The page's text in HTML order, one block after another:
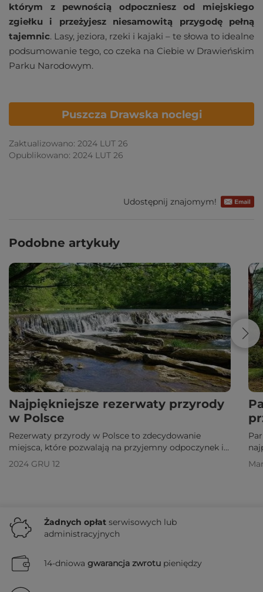
którym z pewnością odpoczniesz od miejskiego
zgiełku i przeżyjesz niesamowitą przygodę pełną
tajemnic. Lasy, jeziora, rzeki i kajaki – te słowa to idealne
podsumowanie tego, co czeka na Ciebie w Drawieńskim
Parku Narodowym.
Puszcza Drawska noclegi
Zaktualizowano: 2024 LUT 26
Opublikowano: 2024 LUT 26
Udostępnij znajomym!
Podobne artykuły
Najpiękniejsze rezerwaty przyrody
w Polsce
Rezerwaty przyrody w Polsce to zdecydowanie
miejsca, które pozwalają na przyjemny odpoczynek i
bliskość natury. Odkryj najlepsze z nich!
2024 GRU 12
Żadnych opłat serwisowych lub
administracyjnych
14-dniowa gwarancja zwrotu pieniędzy